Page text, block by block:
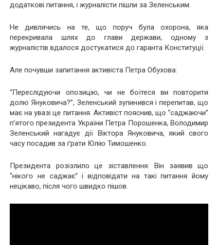
додаткові питання, і журналісти пішли за Зеленським.
Не дивлячись на те, що поруч була охорона, яка
перекривала шлях до глави держави, одному з
журналістів вдалося достукатися до гаранта Конституції.
Але почувши запитання активіста Петра Обухова:
“Переслідуючи опозицію, чи не боїтеся ви повторити
долю Януковича?”, Зеленський зупинився і перепитав, що
має на увазі це питання. Активіст пояснив, що “саджаючи”
п’ятого президента України Петра Порошенка, Володимир
Зеленський нагадує дії Віктора Януковича, який свого
часу посадив за ґрати Юлію Тимошенко.
Президента розізлило це зіставлення. Він заявив що
“нікого не саджає” і відповідати на такі питання йому
нецікаво, після чого швидко пішов.